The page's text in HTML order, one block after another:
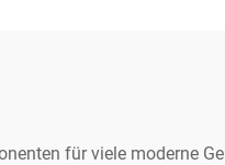
für viele moderne